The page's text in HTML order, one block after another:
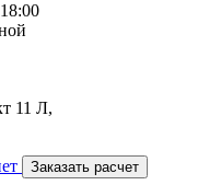
11 Л,
Заказать расчет